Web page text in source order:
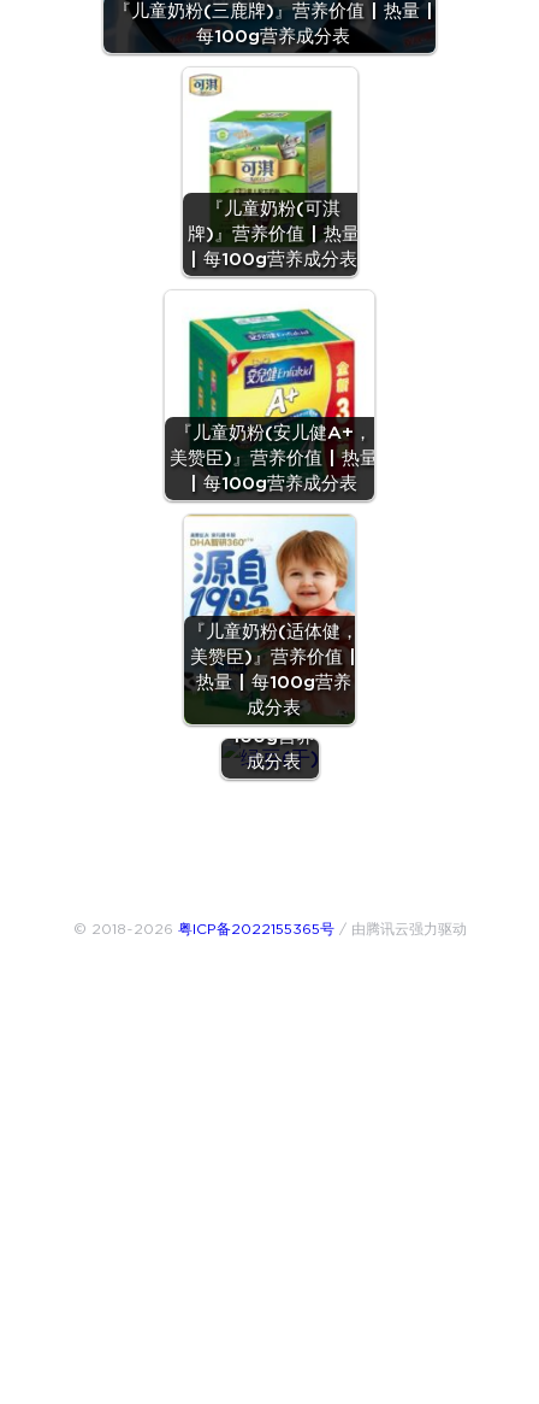
『儿童奶粉(三鹿牌)』营养价值 | 热量 |
每100g营养成分表
『儿童奶粉(可淇
牌)』营养价值 | 热量
| 每100g营养成分表
『儿童奶粉(安儿健A+，
美赞臣)』营养价值 | 热量
| 每100g营养成分表
『儿童奶粉(适体健，
美赞臣)』营养价值 |
热量 | 每100g营养
成分表
『绿豆
(干)』营养
价值 | 每
100g营养
成分表
© 2018~2026 粤ICP备2022155365号/ 由腾讯云强力驱动